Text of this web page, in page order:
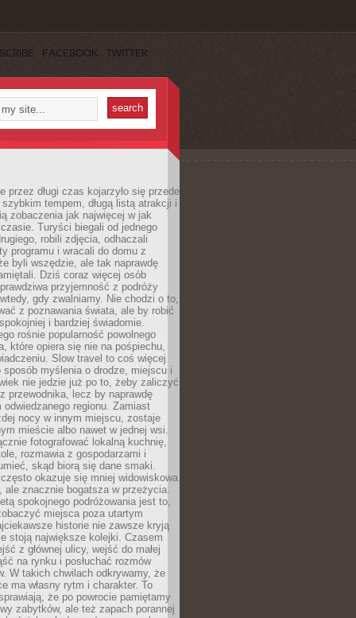
FACEBOOK TWITTER
przez długi czas kojarzyło się przede
tempem, długą listą atrakcji i
zobaczenia jak najwięcej w jak
Turyści biegali od jednego
robili zdjęcia, odhaczali
programu i wracali do domu z
byli wszędzie, ale tak naprawdę
Dziś coraz więcej osób
przyjemność z podróży
gdy zwalniamy. Nie chodzi o to,
z poznawania świata, ale by robić
i bardziej świadomie.
rośnie popularność powolnego
które opiera się nie na pośpiechu,
Slow travel to coś więcej
sposób myślenia o drodze, miejscu i
nie jedzie już po to, żeby zaliczyć
przewodnika, lecz by naprawdę
odwiedzanego regionu. Zamiast
nocy w innym miejscu, zostaje
mieście albo nawet w jednej wsi.
fotografować lokalną kuchnię,
rozmawia z gospodarzami i
skąd biorą się dane smaki.
okazuje się mniej widowiskowa
ale znacznie bogatsza w przeżycia.
spokojnego podróżowania jest to,
miejsca poza utartym
historie nie zawsze kryją
stoją największe kolejki. Czasem
z głównej ulicy, wejść do małej
na rynku i posłuchać rozmów
W takich chwilach odkrywamy, że
ma własny rytm i charakter. To
że po powrocie pamiętamy
zabytków, ale też zapach porannej